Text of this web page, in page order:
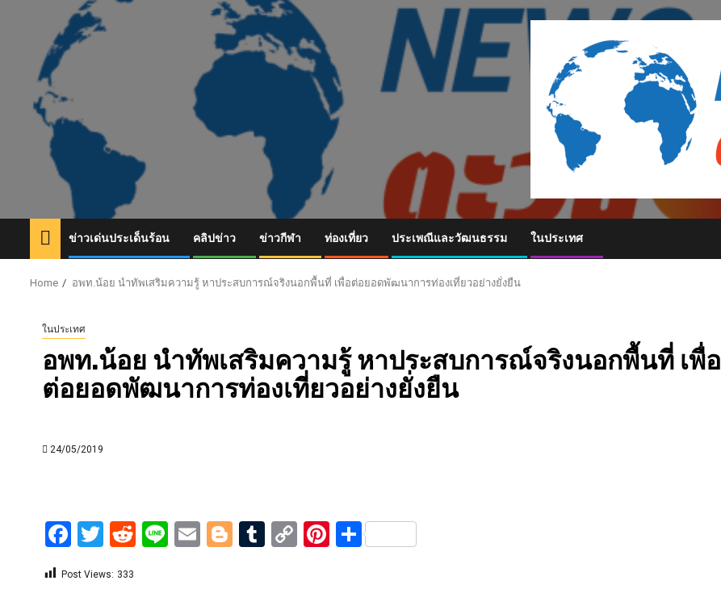
ข่าวเด่นประเด็นร้อน คลิปข่าว ข่าวกีฬา ท่องเที่ยว ประเพณีและวัฒนธรรม ในประเทศ
Home อพท.น้อย นำทัพเสริมความรู้ หาประสบการณ์จริงนอกพื้นที่ เพื่อต่อยอดพัฒนาการท่องเที่ยวอย่างยั่งยืน
ในประเทศ
อพท.น้อย นำทัพเสริมความรู้ หาประสบการณ์จริงนอกพื้นที่ เพื่อ
ต่อยอดพัฒนาการท่องเที่ยวอย่างยั่งยืน
24/05/2019
Facebook
Twitter
Reddit
LineEmailBlogger
Tumblr
CopyPinterest
Share
Post Views: 333